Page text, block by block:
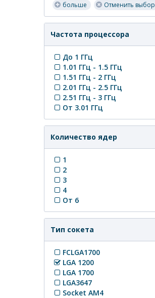
больше Отменить выбор
Частота процессора
До 1 ГГц
1.01 ГГц - 1.5 ГГц
1.51 ГГц - 2 ГГц
2.01 ГГц - 2.5 ГГц
2.51 ГГц - 3 ГГц
От 3.01 ГГц
Количество ядер
1
2
3
4
От 6
Тип сокета
FCLGA1700
LGA 1200
LGA 1700
LGA3647
Socket AM4